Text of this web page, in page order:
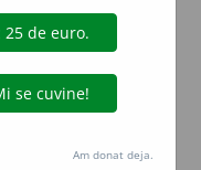
definiții.
Am donat deja.